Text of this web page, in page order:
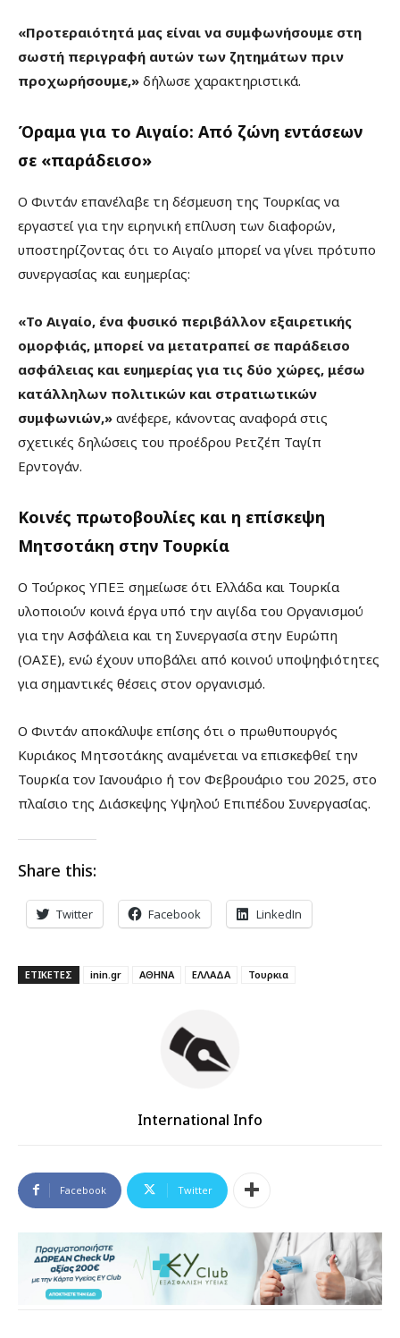
«Προτεραιότητά μας είναι να συμφωνήσουμε στη
σωστή περιγραφή αυτών των ζητημάτων πριν
προχωρήσουμε,» δήλωσε χαρακτηριστικά.
Όραμα για το Αιγαίο: Από ζώνη εντάσεων
σε «παράδεισο»
Ο Φιντάν επανέλαβε τη δέσμευση της Τουρκίας να
εργαστεί για την ειρηνική επίλυση των διαφορών,
υποστηρίζοντας ότι το Αιγαίο μπορεί να γίνει πρότυπο
συνεργασίας και ευημερίας:
«Το Αιγαίο, ένα φυσικό περιβάλλον εξαιρετικής
ομορφιάς, μπορεί να μετατραπεί σε παράδεισο
ασφάλειας και ευημερίας για τις δύο χώρες, μέσω
κατάλληλων πολιτικών και στρατιωτικών
συμφωνιών,» ανέφερε, κάνοντας αναφορά στις
σχετικές δηλώσεις του προέδρου Ρετζέπ Ταγίπ
Ερντογάν.
Κοινές πρωτοβουλίες και η επίσκεψη
Μητσοτάκη στην Τουρκία
Ο Τούρκος ΥΠΕΞ σημείωσε ότι Ελλάδα και Τουρκία
υλοποιούν κοινά έργα υπό την αιγίδα του Οργανισμού
για την Ασφάλεια και τη Συνεργασία στην Ευρώπη
(ΟΑΣΕ), ενώ έχουν υποβάλει από κοινού υποψηφιότητες
για σημαντικές θέσεις στον οργανισμό.
Ο Φιντάν αποκάλυψε επίσης ότι ο πρωθυπουργός
Κυριάκος Μητσοτάκης αναμένεται να επισκεφθεί την
Τουρκία τον Ιανουάριο ή τον Φεβρουάριο του 2025, στο
πλαίσιο της Διάσκεψης Υψηλού Επιπέδου Συνεργασίας.
Share this:
Twitter Facebook LinkedIn
ΕΤΙΚΕΤΕΣ inin.gr ΑΘΗΝΑ ΕΛΛΑΔΑ Τουρκια
International Info
Facebook Twitter